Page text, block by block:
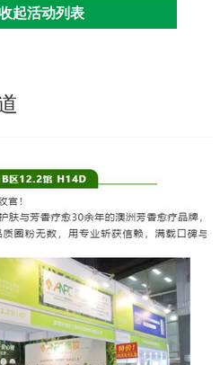
起活动列表